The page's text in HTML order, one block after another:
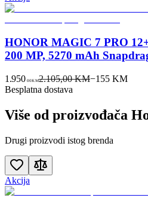
HONOR MAGIC 7 PRO
200 MP, 5270 mAh
1.950 00KM2.105,00 KM−155KM
Besplatna dostava
Više od proizvođača
Drugi proizvodi istog brenda
Akcija